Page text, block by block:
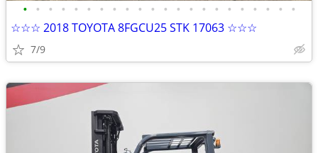
• • • • • • • • • • • • • • • • • • • • • •
☆☆☆ 2018 TOYOTA 8FGCU25 STK 17063 ☆☆☆
7/9